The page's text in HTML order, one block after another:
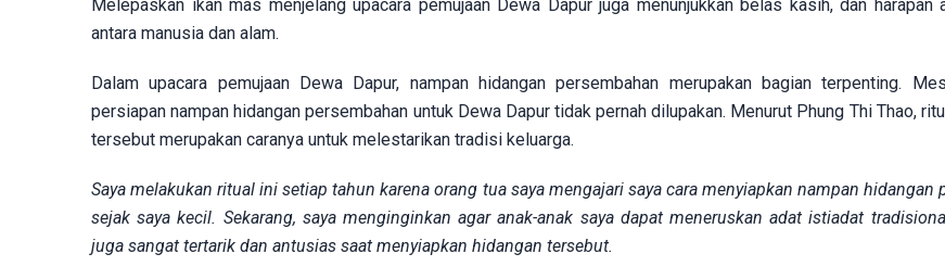
Melepaskan ikan mas menjelang upacara pemujaan Dewa Dapur juga menunjukkan belas kasih, dan harapan
antara manusia dan alam.
Dalam upacara pemujaan Dewa Dapur, nampan hidangan persembahan merupakan bagian terpenting.
persiapan nampan hidangan persembahan untuk Dewa Dapur tidak pernah dilupakan. Menurut Phung Thi Thao,
tersebut merupakan caranya untuk melestarikan tradisi keluarga.
Saya melakukan ritual ini setiap tahun karena orang tua saya mengajari saya cara menyiapkan nampan hidangan
sejak saya kecil. Sekarang, saya menginginkan agar anak-anak saya dapat meneruskan adat istiadat
juga sangat tertarik dan antusias saat menyiapkan hidangan tersebut.